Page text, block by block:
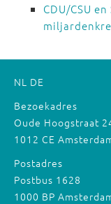
CDU/CSU
NL DE
Bezoekadres
Oude Hoogstraat
1012 CE
Postadres
Postbus 1628
1000 BP